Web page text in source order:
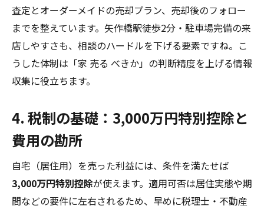
査定とオーダーメイドの売却プラン、売却後のフォロー
までを整えています。矢作橋駅徒歩2分・駐車場完備の来
店しやすさも、相談のハードルを下げる要素ですね。こ
うした体制は「家 売る べきか」の判断精度を上げる情報
収集に役立ちます。
4. 税制の基礎：3,000万円特別控除と
費用の勘所
自宅（居住用）を売った利益には、条件を満たせば
3,000万円特別控除が使えます。適用可否は居住実態や期
間などの要件に左右されるため、早めに税理士・不動産